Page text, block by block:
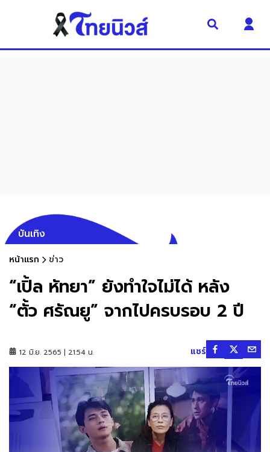
บันเทิง
หน้าแรก ข่าว
“เปิ้ล หัทยา” ยังทำใจไม่ได้ หลัง
“ตั้ว ศรัณยู” จากไปครบรอบ 2 ปี
12 มิ.ย. 2565 | 21:54 น. แชร์